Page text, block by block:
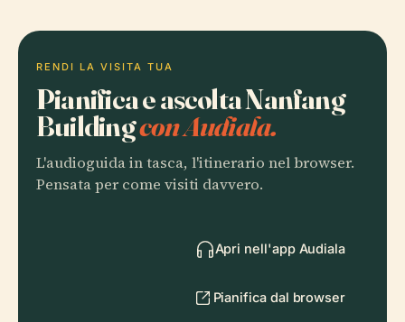
RENDI LA VISITA TUA
Pianifica e ascolta Nanfang
Buildingcon Audiala.
L'audioguida in tasca, l'itinerario nel browser.
Pensata per come visiti davvero.
Apri nell'app Audiala
Pianifica dal browser